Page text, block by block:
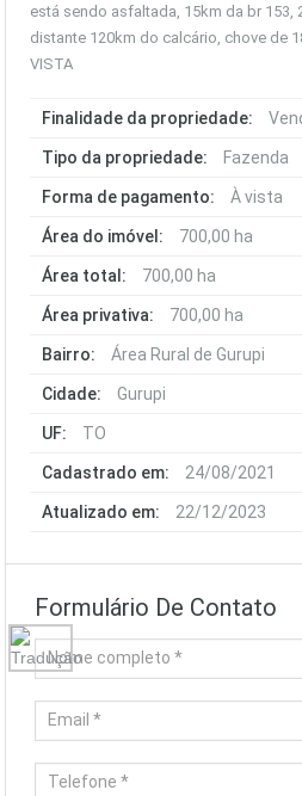
está sendo asfaltada, 15km da br 153,
distante 120km do calcário, chove de
VISTA
Finalidade da propriedade:
Tipo da propriedade: Fazenda
Forma de pagamento: À vista
Área do imóvel: 700,00 ha
Área total: 700,00 ha
Área privativa: 700,00 ha
Bairro: Área Rural de Gurupi
Cidade: Gurupi
UF: TO
Cadastrado em: 24/08/2021
Atualizado em: 22/12/2023
Formulário De Contato